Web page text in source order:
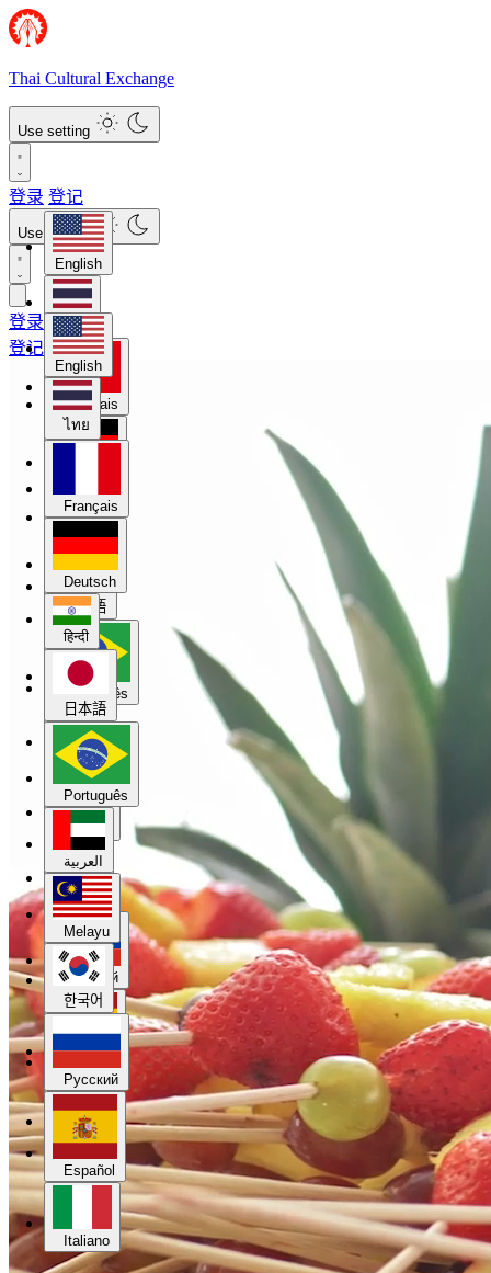
Thai Cultural Exchange
Use setting
English
ไทย
Français
हिन्दी
日本語
Português
العربية
한국어
Русский
Español
Italiano
登录 登记
Use setting
English
ไทย
Français
Deutsch
हिन्दी
日本語
Português
العربية
Melayu
한국어
Русский
Español
Italiano
登录
登记